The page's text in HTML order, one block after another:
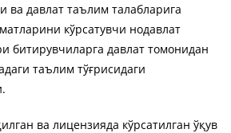
ва давлат таълим талабларига
кўрсатувчи нодавлат
битирувчиларга давлат томонидан
таълим тўғрисидаги
ва лицензияда кўрсатилган ўқув